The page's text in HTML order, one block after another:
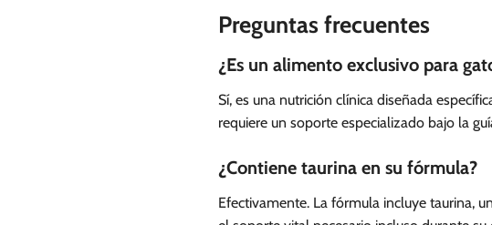
Preguntas frecuentes
¿Es un alimento exclusivo para
Sí, es una nutrición clínica diseñada
requiere un soporte especializado bajo la
¿Contiene taurina en su fórmula?
Efectivamente. La fórmula incluye taurina,